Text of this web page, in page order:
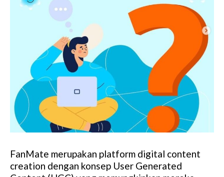
FanMate merupakan platform digital content
creation dengan konsep User Generated